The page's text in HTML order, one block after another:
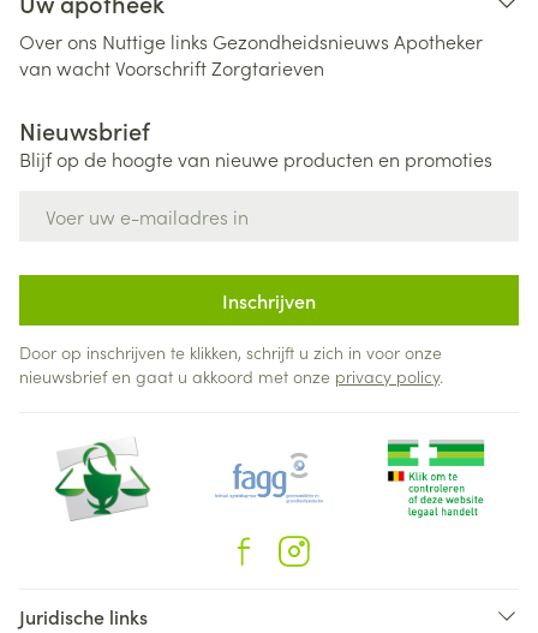
Over ons Nuttige links Gezondheidsnieuws Apotheker
van wachtVoorschriftZorgtarieven
Nieuwsbrief
Blijf op de hoogte van nieuwe producten en promoties
Inschrijven
Door op inschrijven te klikken, schrijft u zich in voor onze
nieuwsbrief en gaat u akkoord met onze privacy policy.
Juridische links